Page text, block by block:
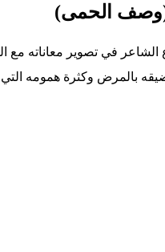
(وصف الحمى)
في تصوير معاناته مع
بالمرض وكثرة همومه التي